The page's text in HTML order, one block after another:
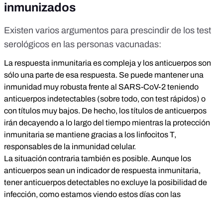
inmunizados
Existen varios argumentos para prescindir de los test
serológicos en las personas vacunadas:
La respuesta inmunitaria es compleja y los anticuerpos son
sólo una parte de esa respuesta. Se puede mantener una
inmunidad muy robusta frente al SARS-CoV-2 teniendo
anticuerpos indetectables (sobre todo, con test rápidos) o
con títulos muy bajos. De hecho, los títulos de anticuerpos
irán decayendo a lo largo del tiempo mientras la protección
inmunitaria se mantiene gracias a los linfocitos T,
responsables de la inmunidad celular.
La situación contraria también es posible. Aunque los
anticuerpos sean un indicador de respuesta inmunitaria,
tener anticuerpos detectables no excluye la posibilidad de
infección, como estamos viendo estos días con las